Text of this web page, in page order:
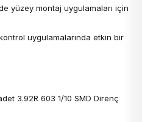
yüzey montaj uygulamaları için
uygulamalarında etkin bir
3.92R 603 1/10 SMD Direnç